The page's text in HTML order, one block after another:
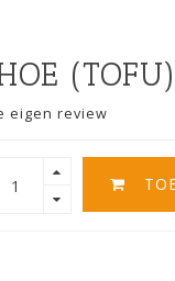
eigen review